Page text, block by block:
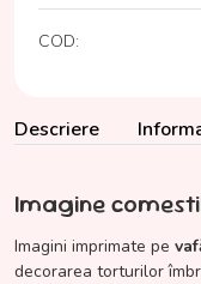
COD:
Descriere
Imagine
Imagini imprimate pe
decorarea torturilor